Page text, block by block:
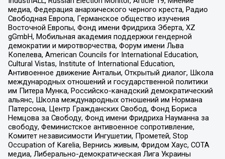
медиа, Федерация анархического черного креста, Радио
Свободная Европа, Германское общество изучения
Восточной Европы, Фонд имени Фридриха Эберта, XZ
gGmbH, Мобильная академия поддержки гендерной
демократии и миротворчества, Форум имени Льва
Копелева, American Councils for International Education,
Cultural Vistas, Institute of International Education,
Антивоенное движение Антальи, Открытый диалог, Школа
международных отношений и государственной политики
им Питера Мунка, Российско-канадский демократический
альянс, Школа международных отношений им Нормана
Патерсона, Центр Гражданских Свобод, Фонд Бориса
Немцова за Свободу, Фонд имени Фридриха Науманна за
свободу, Феминистское антивоенное сопротивление,
Комитет независимости Ингушетии, Прометей, Stop
Occupation of Karelia, Вернись живым, Фридом Хаус, СОТА
медиа, Либерально-демократическая Лига Украины